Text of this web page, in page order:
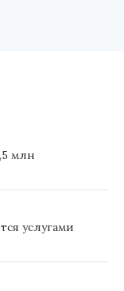
млн
услугами